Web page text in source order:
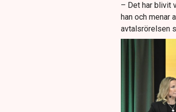
– Det har blivit
han och menar
avtalsrörelsen